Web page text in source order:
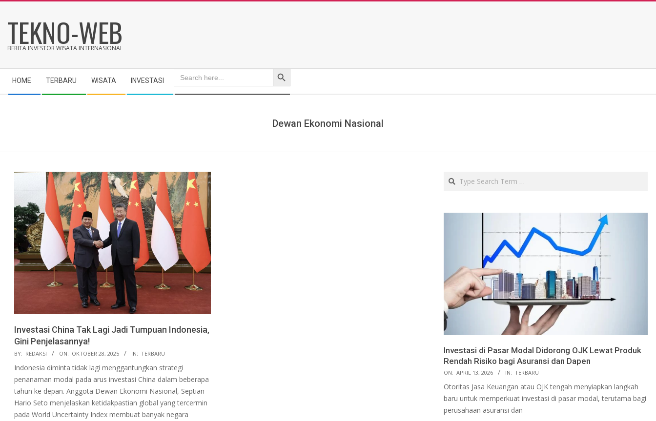
content
TEKNO-WEB
BERITA INVESTOR WISATA INTERNASIONAL
Navigation
Menu
HOME TERBARU WISATA INVESTASI
Search
for:
Search Button
Dewan Ekonomi Nasional
Investasi China Tak Lagi Jadi Tumpuan Indonesia,
Gini Penjelasannya!
2025-
10-
28
BY: REDAKSI ON: OKTOBER 28, 2025 IN: TERBARU
Indonesia diminta tidak lagi menggantungkan strategi
penanaman modal pada arus investasi China dalam beberapa
tahun ke depan. Anggota Dewan Ekonomi Nasional, Septian
Hario Seto menjelaskan ketidakpastian global yang tercermin
pada World Uncertainty Index membuat banyak negara
Search
Investasi di Pasar Modal Didorong OJK Lewat Produk
Rendah Risiko bagi Asuransi dan Dapen
ON: APRIL 13, 2026 IN: TERBARU
Otoritas Jasa Keuangan atau OJK tengah menyiapkan langkah
baru untuk memperkuat investasi di pasar modal, terutama bagi
perusahaan asuransi dan